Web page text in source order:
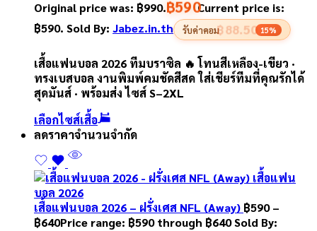
Original price was: ฿990.฿590Current price is:
฿590. Sold By: Jabez.in.th รับค่าคอม฿88.50 15%
เสื้อแฟนบอล 2026 ทีมบราซิล 🔥 โทนสีเหลือง-เขียว ·
ทรงเบสบอล งานพิมพ์คมชัดสีสด ใส่เชียร์ทีมที่คุณรักได้
สุดมันส์ · พร้อมส่ง ไซส์ S–2XL
เลือกไซส์เสื้อ
ลดราคาจำนวนจำกัด
เสื้อแฟนบอล 2026 – ฝรั่งเศส NFL (Away) ฿590 –
฿640Price range: ฿590 through ฿640Sold By: